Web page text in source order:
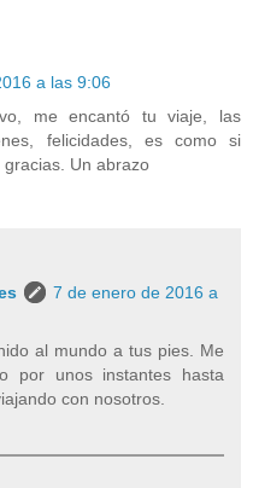
a las 9:06
me encantó tu viaje, las
felicidades, es como si
Un abrazo
7 de enero de 2016 a
al mundo a tus pies. Me
por unos instantes hasta
con nosotros.